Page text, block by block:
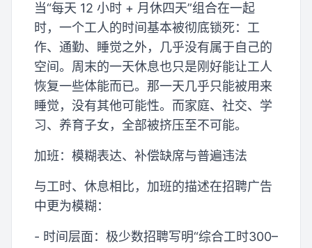
当“每天 12 小时 + 月休四天”组合在一起
时，一个工人的时间基本被彻底锁死：工
作、通勤、睡觉之外，几乎没有属于自己的
空间。周末的一天休息也只是刚好能让工人
恢复一些体能而已。那一天几乎只能被用来
睡觉，没有其他可能性。而家庭、社交、学
习、养育子女，全部被挤压至不可能。
加班：模糊表达、补偿缺席与普遍违法
与工时、休息相比，加班的描述在招聘广告
中更为模糊：
- 时间层面：极少数招聘写明“综合工时300–